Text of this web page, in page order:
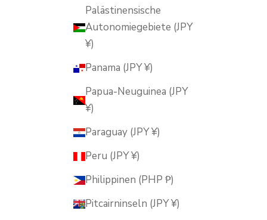
Palästinensische
Autonomiegebiete (JPY
¥)
Panama (JPY ¥)
Papua-Neuguinea (JPY
¥)
Paraguay (JPY ¥)
Peru (JPY ¥)
Philippinen (PHP ₱)
Pitcairninseln (JPY ¥)